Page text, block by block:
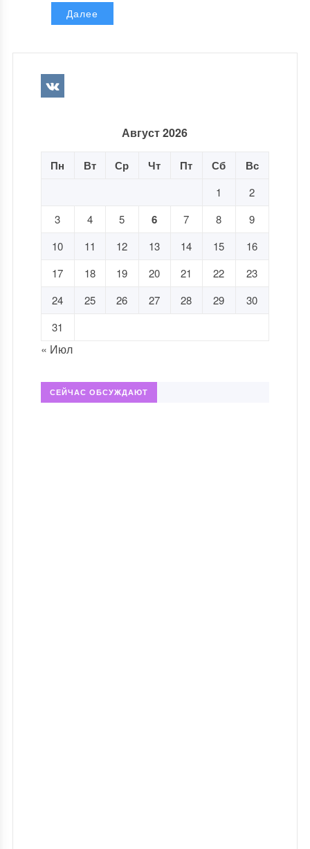
Далее
Август 2026
Пн Вт Ср Чт Пт Сб Вс
1
2
3
4 5 6 7 8
9
10
11 12 13 14 15
16
17
18 19 20 21 22
23
24
25 26 27 28 29
30
31
« Июл
СЕЙЧАС ОБСУЖДАЮТ